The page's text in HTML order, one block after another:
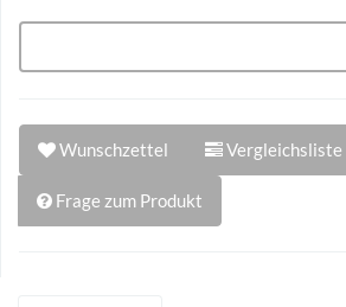
Wunschzettel Vergleichsliste
Frage zum Produkt